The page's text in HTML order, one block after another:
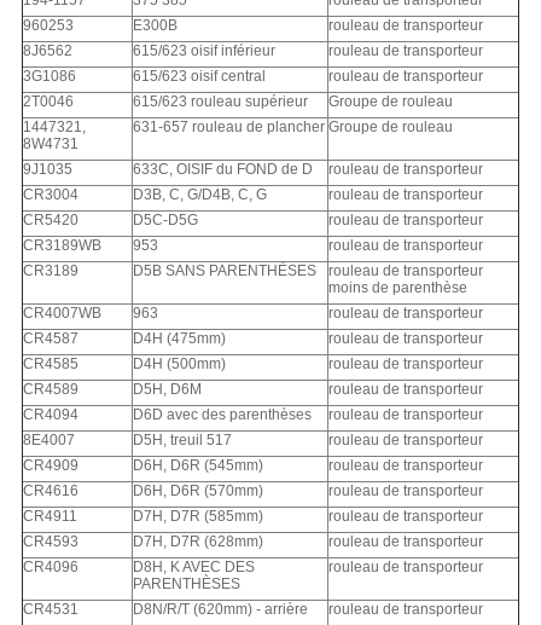
960253
E300B
rouleau de transporteur
8J6562
615/623 oisif inférieur
rouleau de transporteur
3G1086
615/623 oisif central
rouleau de transporteur
2T0046
615/623 rouleau supérieur
Groupe de rouleau
1447321,
8W4731
631-657 rouleau de plancher Groupe de rouleau
9J1035 633C, OISIF du FOND de D
rouleau de transporteur
CR3004
D3B, C, G/D4B, C, G
rouleau de transporteur
CR5420
D5C-D5G
rouleau de transporteur
CR3189WB
953
rouleau de transporteur
CR3189
D5B SANS PARENTHÈSES
rouleau de transporteur
moins de parenthèse
CR4007WB
963
rouleau de transporteur
CR4587
D4H (475mm)
rouleau de transporteur
CR4585
D4H (500mm)
rouleau de transporteur
CR4589
D5H, D6M
rouleau de transporteur
CR4094
D6D avec des parenthèses
rouleau de transporteur
8E4007
D5H, treuil 517
rouleau de transporteur
CR4909
D6H, D6R (545mm)
rouleau de transporteur
CR4616
D6H, D6R (570mm)
rouleau de transporteur
CR4911
D7H, D7R (585mm)
rouleau de transporteur
CR4593
D7H, D7R (628mm)
rouleau de transporteur
CR4096
D8H, K AVEC DES
PARENTHÈSES
rouleau de transporteur
CR4531 D8N/R/T (620mm) - arrière
rouleau de transporteur